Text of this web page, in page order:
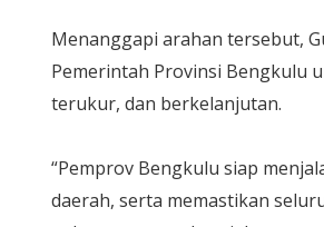
Menanggapi arahan tersebut,
Pemerintah Provinsi Bengkulu
terukur, dan berkelanjutan.
“Pemprov Bengkulu siap
daerah, serta memastikan